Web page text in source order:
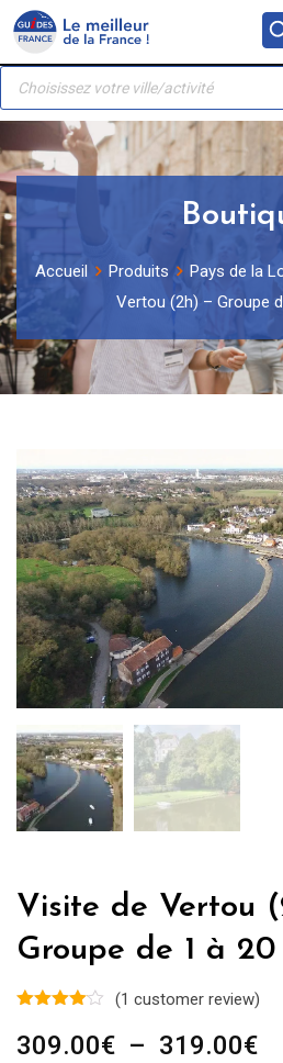
Panneau de gestion des cookies
Skip
content
Recherche
produits
Accueil Produits Pays de la
Vertou (2h) – Groupe
Visite de Vertou
Groupe de 1 à 20
(1 customer review)
309.00€ – 319.00€